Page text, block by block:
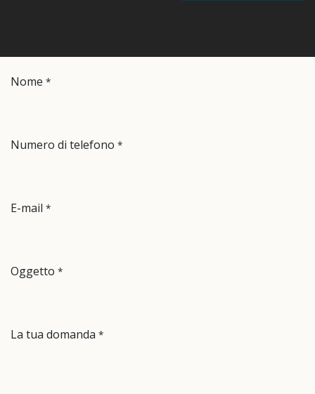
Nome *
Numero di telefono *
E-mail *
Oggetto *
La tua domanda *